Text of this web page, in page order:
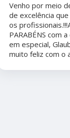
Venho por meio
de excelência
os
PARABÉNS com
em especial,
muito feliz com o